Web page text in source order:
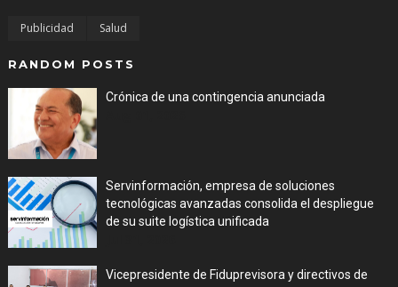
Publicidad Salud
RANDOM POSTS
Crónica de una contingencia anunciada
Servinformación, empresa de soluciones
tecnológicas avanzadas consolida el despliegue
de su suite logística unificada
Vicepresidente de Fiduprevisora y directivos de